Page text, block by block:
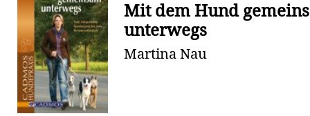
Mit dem Hund
unterwegs
Martina Nau